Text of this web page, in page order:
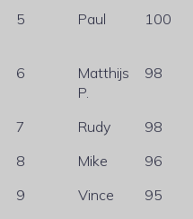
5
Paul 100
6
Matthijs
P.
98
7 Rudy 98
8
Mike 96
9
Vince 95